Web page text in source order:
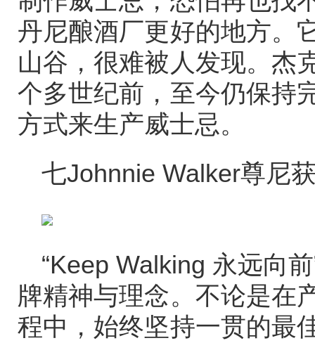
丹尼酿酒厂更好的地方。
山谷，很难被人发现。杰
个多世纪前，至今仍保持
方式来生产威士忌。
七Johnnie Walker尊尼
“Keep Walking 永远向
牌精神与理念。不论是在
程中，始终坚持一贯的最